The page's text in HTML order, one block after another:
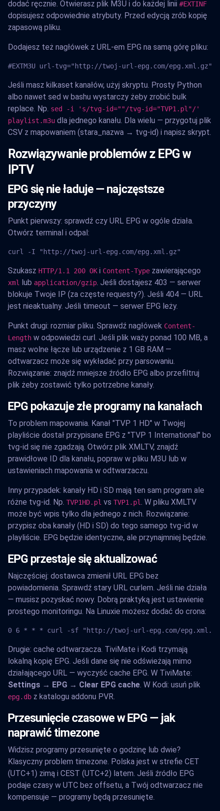
dodać ręcznie. Otwierasz plik M3U i do każdej linii #EXTINF
dopisujesz odpowiednie atrybuty. Przed edycją zrób kopię
zapasową pliku.
Dodajesz też nagłówek z URL-em EPG na samą górę pliku:
#EXTM3U url-tvg="http://twoj-url-epg.com/epg.xml.gz"
Jeśli masz kilkaset kanałów, użyj skryptu. Prosty Python
albo nawet sed w bashu wystarczy żeby zrobić bulk
replace. Np. sed -i 's/tvg-id=""/tvg-id="TVP1.pl"/'
playlist.m3u dla jednego kanału. Dla wielu — przygotuj plik
CSV z mapowaniem (stara_nazwa → tvg-id) i napisz skrypt.
Rozwiązywanie problemów z EPG w
IPTV
EPG się nie ładuje — najczęstsze
przyczyny
Punkt pierwszy: sprawdź czy URL EPG w ogóle działa.
Otwórz terminal i odpal:
curl -I "http://twoj-url-epg.com/epg.xml.gz"
Szukasz HTTP/1.1 200 OK i Content-Type zawierającego
xml lub application/gzip . Jeśli dostajesz 403 — serwer
blokuje Twoje IP (za częste requesty?). Jeśli 404 — URL
jest nieaktualny. Jeśli timeout — serwer EPG leży.
Punkt drugi: rozmiar pliku. Sprawdź nagłówek Content-
Length w odpowiedzi curl. Jeśli plik waży ponad 100 MB, a
masz wolne łącze lub urządzenie z 1 GB RAM —
odtwarzacz może się wykładać przy parsowaniu.
Rozwiązanie: znajdź mniejsze źródło EPG albo przefiltruj
plik żeby zostawić tylko potrzebne kanały.
EPG pokazuje złe programy na kanałach
To problem mapowania. Kanał "TVP 1 HD" w Twojej
playliście dostał przypisane EPG z "TVP 1 International" bo
tvg-id się nie zgadzają. Otwórz plik XMLTV, znajdź
prawidłowe ID dla kanału, popraw w pliku M3U lub w
ustawieniach mapowania w odtwarzaczu.
Inny przypadek: kanały HD i SD mają ten sam program ale
różne tvg-id. Np. TVP1HD.pl vs TVP1.pl
. W pliku XMLTV
może być wpis tylko dla jednego z nich. Rozwiązanie:
przypisz oba kanały (HD i SD) do tego samego tvg-id w
playliście. EPG będzie identyczne, ale przynajmniej będzie.
EPG przestaje się aktualizować
Najczęściej: dostawca zmienił URL EPG bez
powiadomienia. Sprawdź stary URL curlem. Jeśli nie działa
— musisz pozyskać nowy. Dobrą praktyką jest ustawienie
prostego monitoringu. Na Linuxie możesz dodać do crona:
0 6 * * * curl -sf "http://twoj-url-epg.com/
Drugie: cache odtwarzacza. TiviMate i Kodi trzymają
lokalną kopię EPG. Jeśli dane się nie odświeżają mimo
działającego URL — wyczyść cache EPG. W TiviMate:
Settings → EPG → Clear EPG cache . W Kodi: usuń plik
epg.db z katalogu addonu PVR.
Przesunięcie czasowe w EPG — jak
naprawić timezone
Widzisz programy przesunięte o godzinę lub dwie?
Klasyczny problem timezone. Polska jest w strefie CET
(UTC+1) zimą i CEST (UTC+2) latem. Jeśli źródło EPG
podaje czasy w UTC bez offsetu, a Twój odtwarzacz nie
kompensuje — programy będą przesunięte.